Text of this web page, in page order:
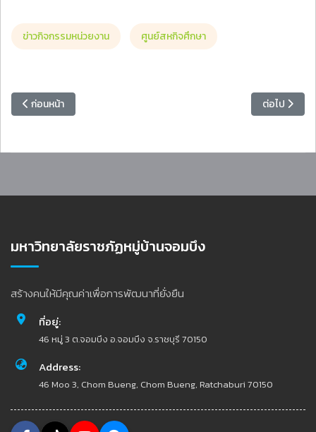
ข่าวกิจกรรมหน่วยงาน ศูนย์สหกิจศึกษา
เนื้อหาก่อนหน้า: สำนักส่งเสริมวิชาการและงานทะเบียน ประชุมร่วมคณะแ
ก่อนหน้า เนื้อหาถัดไ
ต่อไป
มหาวิทยาลัยราชภัฏหมู่บ้านจอมบึง
สร้างคนให้มีคุณค่าเพื่อการพัฒนาที่ยั่งยืน
ที่อยู่:
46 หมู่ 3 ต.จอมบึง อ.จอมบึง จ.ราชบุรี 70150
Address:
46 Moo 3, Chom Bueng, Chom Bueng, Ratchaburi 70150